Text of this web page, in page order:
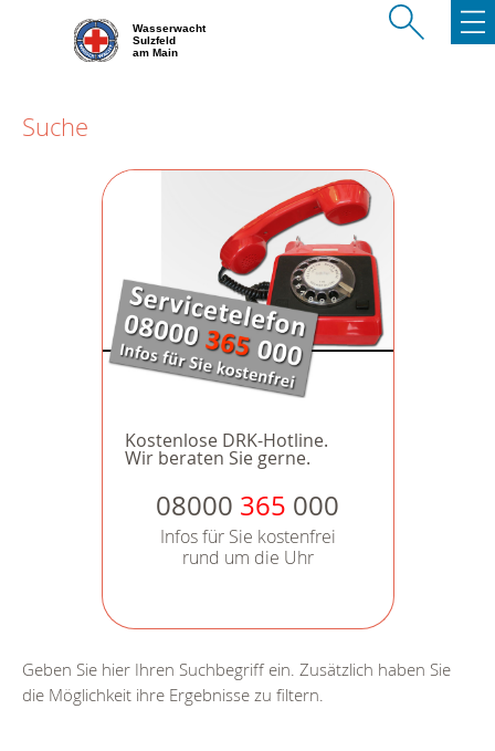
Wasserwacht
Sulzfeld
am Main
Suche
Kostenlose DRK-Hotline.
Wir beraten Sie gerne.
08000 365 000
Infos für Sie kostenfrei
rund um die Uhr
Geben Sie hier Ihren Suchbegriff ein. Zusätzlich haben Sie
die Möglichkeit ihre Ergebnisse zu filtern.